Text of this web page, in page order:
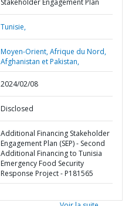
Stakeholder Engagement Plan
Tunisie,
Moyen-Orient, Afrique du Nord,
Afghanistan et Pakistan,
2024/02/08
Disclosed
Additional Financing Stakeholder
Engagement Plan (SEP) - Second
Additional Financing to Tunisia
Emergency Food Security
Response Project - P181565